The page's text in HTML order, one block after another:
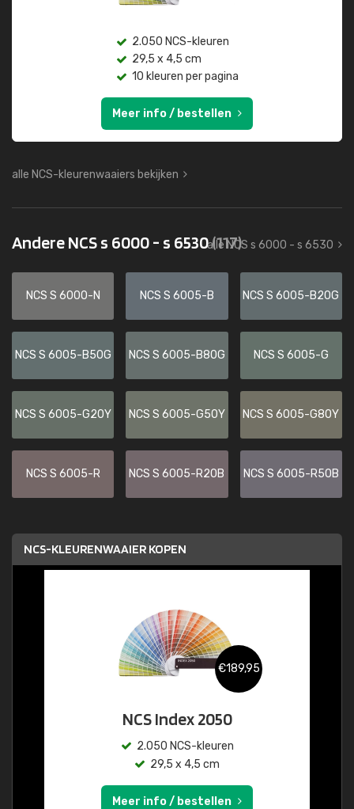
2.050 NCS-kleuren
29,5 x 4,5 cm
10 kleuren per pagina
Meer info / bestellen
alle NCS-kleurenwaaiers bekijken
Andere NCS s 6000 - s 6530(117)
alle NCS s 6000 - s 6530
NCS S 6000-N NCS S 6005-B NCS S 6005-B20G
NCS S 6005-B50G NCS S 6005-B80G NCS S 6005-G
NCS S 6005-G20Y NCS S 6005-G50Y NCS S 6005-G80Y
NCS S 6005-R NCS S 6005-R20B NCS S 6005-R50B
NCS-KLEURENWAAIER KOPEN
€189,95
NCS Index 2050
2.050 NCS-kleuren
29,5 x 4,5 cm
Meer info / bestellen